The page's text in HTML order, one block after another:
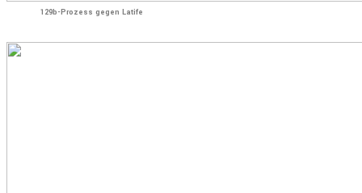
129b-Prozess gegen Latife